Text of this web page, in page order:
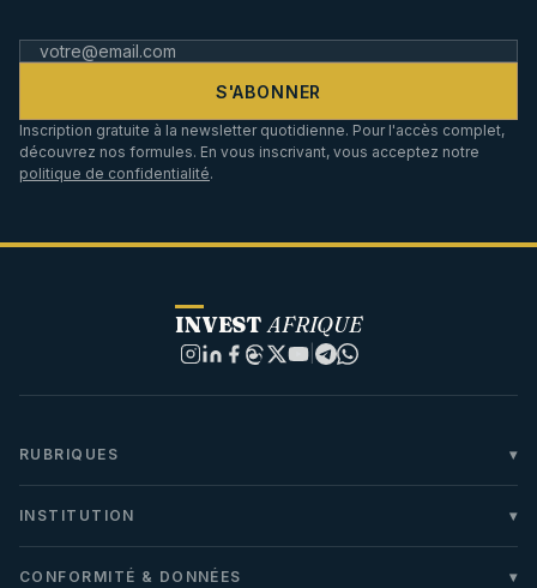
S'ABONNER
Inscription gratuite à la newsletter quotidienne. Pour l'accès complet,
découvrez nos formules. En vous inscrivant, vous acceptez notre
politique de confidentialité.
INVEST AFRIQUE
|
RUBRIQUES
INSTITUTION
CONFORMITÉ & DONNÉES